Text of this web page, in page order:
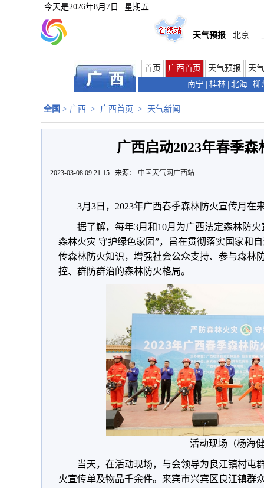
今天是2026年8月7日 星期五
天气预报 北京
首页 广西首页 天气预报
天
南宁
桂林 北海 柳
全国 > 广西 > 广西首页 > 天气新闻
广西启动2023年春季
2023-03-08 09:21:15 来源： 中国天气网广西站
3月3日，2023年广西春季森林防火宣传月在
据了解，每年3月和10月为广西法定森林防
森林火灾 守护绿色家园”，旨在贯彻落实国家和
传森林防火知识，增强社会公众支持、参与森林
控、群防群治的森林防火格局。
活动现场（杨海
当天，在活动现场，与会领导为良江镇村屯
火宣传单及物品千余件。来宾市兴宾区良江镇群